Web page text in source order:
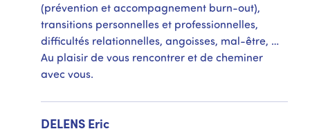
(prévention et accompagnement burn-out),
transitions personnelles et professionnelles,
difficultés relationnelles, angoisses, mal-être, …
Au plaisir de vous rencontrer et de cheminer
avec vous.
DELENS Eric